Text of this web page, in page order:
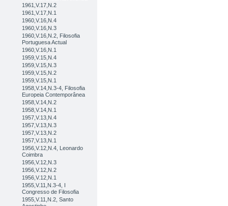
1961,V.17,N.2
1961,V.17,N.1
1960,V.16,N.4
1960,V.16,N.3
1960,V.16,N.2, Filosofia
Portuguesa Actual
1960,V.16,N.1
1959,V.15,N.4
1959,V.15,N.3
1959,V.15,N.2
1959,V.15,N.1
1958,V.14,N.3-4, Filosofia
Europeia Contemporânea
1958,V.14,N.2
1958,V.14,N.1
1957,V.13,N.4
1957,V.13,N.3
1957,V.13,N.2
1957,V.13,N.1
1956,V.12,N.4, Leonardo
Coimbra
1956,V.12,N.3
1956,V.12,N.2
1956,V.12,N.1
1955,V.11,N.3-4, I
Congresso de Filosofia
1955,V.11,N.2, Santo